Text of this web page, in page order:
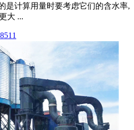
是计算用量时要考虑它们的含水率,
大 ...